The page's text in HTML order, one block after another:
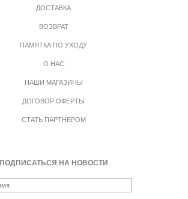
ДОСТАВКА
ВОЗВРАТ
ПАМЯТКА ПО УХОДУ
О НАС
НАШИ МАГАЗИНЫ
ДОГОВОР ОФЕРТЫ
СТАТЬ ПАРТНЕРОМ
ПОДПИСАТЬСЯ НА НОВОСТИ